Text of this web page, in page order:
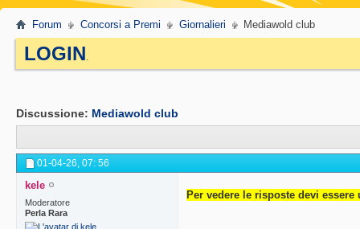
Forum Concorsi a Premi Giornalieri Mediawold club
LOGIN.
Discussione: Mediawold club
01-04-26, 07: 56
kele
Moderatore
Perla Rara
Per vedere le risposte devi